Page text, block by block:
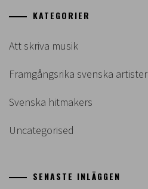
KATEGORIER
Att skriva musik
Framgångsrika svenska artister
Svenska hitmakers
Uncategorised
SENASTE INLÄGGEN